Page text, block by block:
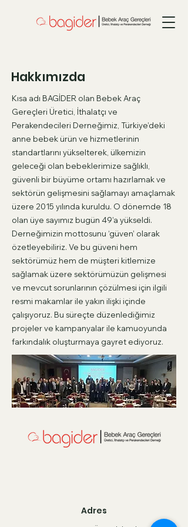
Hakkımızda
Kısa adı BAGİDER olan Bebek Araç
Gereçleri Üretici, İthalatçı ve
Perakendecileri Derneğimiz, Türkiye’deki
anne bebek ürün ve hizmetlerinin
standartlarını yükselterek, ülkemizin
geleceği olan bebeklerimize sağlıklı,
güvenli bir büyüme ortamı hazırlamak ve
sektörün gelişmesini sağlamayı amaçlamak
üzere 2015 yılında kuruldu. O dönemde 18
olan üye sayımız bugün 49’a yükseldi.
Derneğimizin mottosunu ‘güven’ olarak
özetleyebiliriz. Ve bu güveni hem
sektörümüz hem de müşteri kitlemize
sağlamak üzere sektörümüzün gelişmesi
ve mevcut sorunlarının çözülmesi için ilgili
resmi makamlar ile yakın ilişki içinde
çalışıyoruz. Bu süreçte düzenlediğimiz
projeler ve kampanyalar ile kamuoyunda
farkındalık oluşturmaya gayret ediyoruz.
Adres